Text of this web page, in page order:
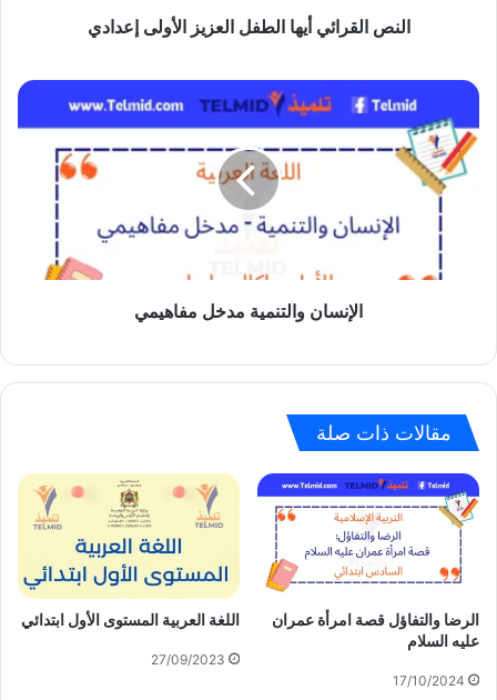
النص القرائي أيها الطفل العزيز الأولى إعدادي
الإنسان
والتنمية
مدخل
مفاهيمي
الإنسان والتنمية مدخل مفاهيمي
مقالات ذات صلة
الرضا والتفاؤل قصة امرأة عمران
عليه السلام
17/10/2024
اللغة العربية المستوى الأول ابتدائي
27/09/2023